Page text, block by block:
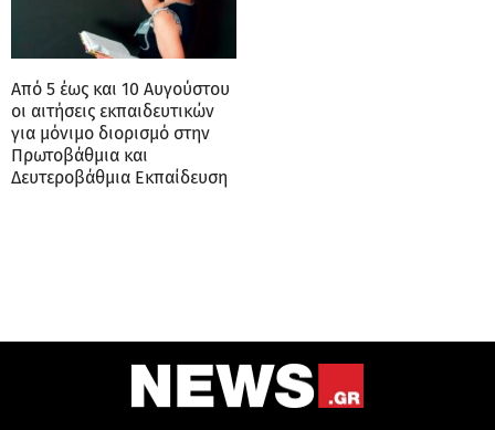
Από 5 έως και 10 Αυγούστου
οι αιτήσεις εκπαιδευτικών
για μόνιμο διορισμό στην
Πρωτοβάθμια και
Δευτεροβάθμια Εκπαίδευση